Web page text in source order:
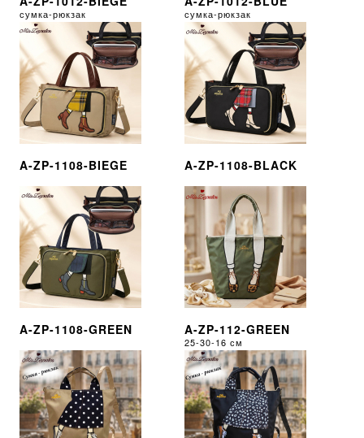
сумка-рюкзак сумка-рюкзак
A-ZP-1108-BIEGE A-ZP-1108-BLACK
A-ZP-1108-GREEN A-ZP-112-GREEN
25-30-16 см